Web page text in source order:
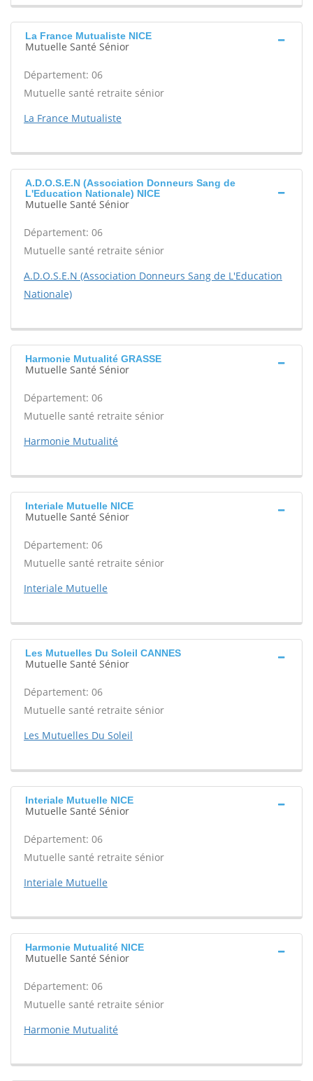
La France Mutualiste NICE
Mutuelle Santé Sénior
Département: 06
Mutuelle santé retraite sénior
La France Mutualiste
A.D.O.S.E.N (Association Donneurs Sang de
L'Education Nationale) NICE
Mutuelle Santé Sénior
Département: 06
Mutuelle santé retraite sénior
A.D.O.S.E.N (Association Donneurs Sang de L'Education
Nationale)
Harmonie Mutualité GRASSE
Mutuelle Santé Sénior
Département: 06
Mutuelle santé retraite sénior
Harmonie Mutualité
Interiale Mutuelle NICE
Mutuelle Santé Sénior
Département: 06
Mutuelle santé retraite sénior
Interiale Mutuelle
Les Mutuelles Du Soleil CANNES
Mutuelle Santé Sénior
Département: 06
Mutuelle santé retraite sénior
Les Mutuelles Du Soleil
Interiale Mutuelle NICE
Mutuelle Santé Sénior
Département: 06
Mutuelle santé retraite sénior
Interiale Mutuelle
Harmonie Mutualité NICE
Mutuelle Santé Sénior
Département: 06
Mutuelle santé retraite sénior
Harmonie Mutualité